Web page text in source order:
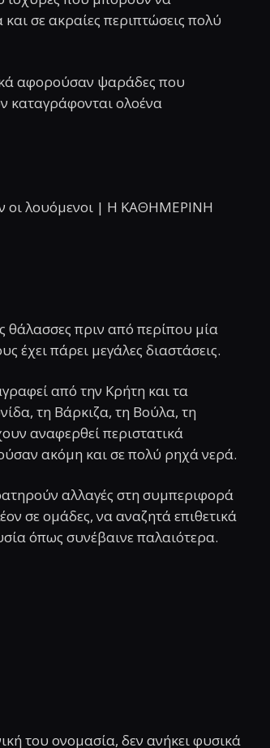
σε ακραίες περιπτώσεις πολύ
αφορούσαν ψαράδες που
καταγράφονται ολοένα
θάλασσες πριν από περίπου μία
έχει πάρει μεγάλες διαστάσεις.
από την Κρήτη και τα
τη Βάρκιζα, τη Βούλα, τη
αναφερθεί περιστατικά
ακόμη και σε πολύ ρηχά νερά.
αλλαγές στη συμπεριφορά
σε ομάδες, να αναζητά επιθετικά
όπως συνέβαινε παλαιότερα.
του ονομασία, δεν ανήκει φυσικά